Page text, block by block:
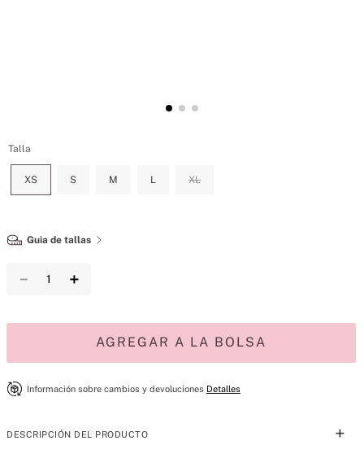
Talla
XS S M L XL
Guia de tallas
＋
－
AGREGAR A LA BOLSA
Información sobre cambios y devoluciones Detalles
DESCRIPCIÓN DEL PRODUCTO